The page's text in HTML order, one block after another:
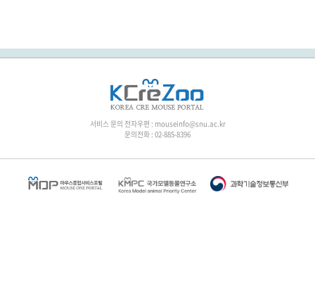
서비스 문의 전자우편 : mouseinfo@snu.ac.kr
문의전화 : 02-885-8396